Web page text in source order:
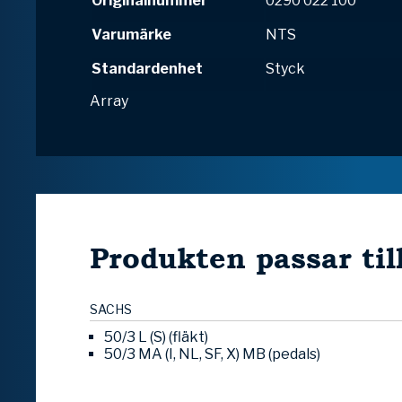
Varumärke
NTS
Standardenhet
Styck
Array
Produkten passar
SACHS
50/3 L (S) (fläkt)
50/3 MA (I, NL, SF, X) MB (pedals)